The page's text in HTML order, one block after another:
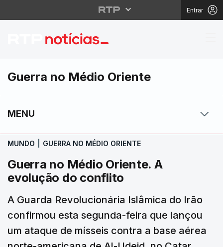
Entrar
Guerra no Médio
Guerra no Médio Oriente
MENU
MUNDO GUERRA NO MÉDIO ORIENTE
Guerra no Médio Oriente. A
evolução do conflito
A Guarda Revolucionária Islâmica do Irão
confirmou esta segunda-feira que lançou
um ataque de mísseis contra a base aérea